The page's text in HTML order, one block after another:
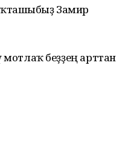
Замир
мотлаҡ беҙҙең арттан